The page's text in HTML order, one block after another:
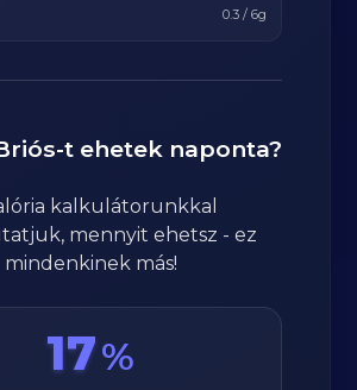
0.3/ 6g
-t ehetek naponta?
kalkulátorunkkal
mennyit ehetsz - ez
mindenkinek más!
17%